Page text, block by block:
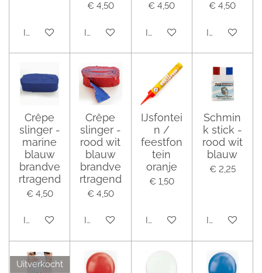
In winkelwagen
€ 4,50
In winkelwagen
€ 4,50
In winkelwagen
€ 4,50
In
Crêpe
slinger -
marine
blauw
brandve
rtragend
€ 4,50
In winkelwagen
Crêpe
slinger -
rood wit
blauw
brandve
rtragend
€ 4,50
In winkelwagen
IJsfontei
n /
feestfon
tein
oranje
€ 1,50
In winkelwagen
Schmin
k stick -
rood wit
blauw
€ 2,25
In
Uitverkocht